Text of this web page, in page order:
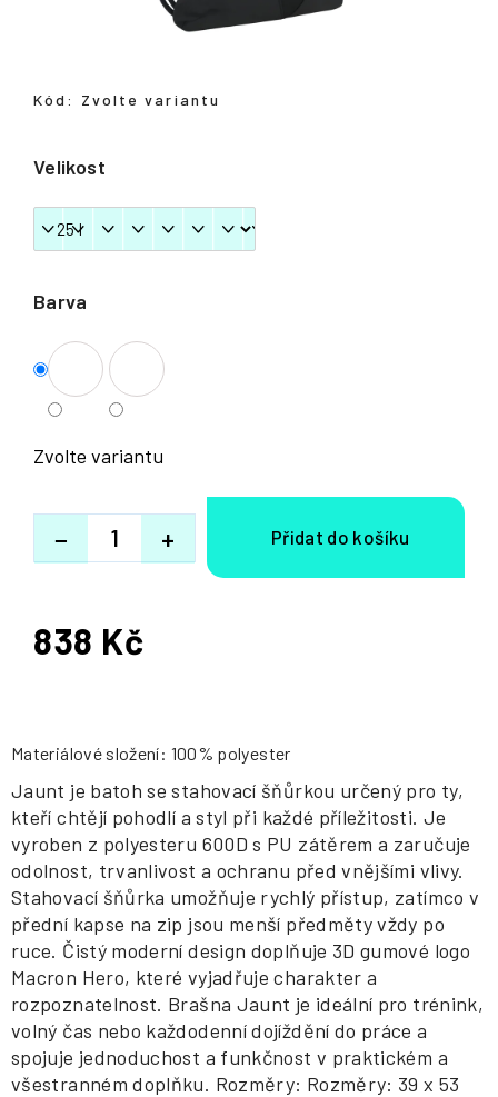
Barva
Velikost
Zvolte variantu
+
−
Kód: Zvolte variantu
838 Kč
Měrná
Materiálové složení: 100% polyester
Jaunt je batoh se stahovací šňůrkou určený pro ty,
kteří chtějí pohodlí a styl při každé příležitosti. Je
vyroben z polyesteru 600D s PU zátěrem a zaručuje
odolnost, trvanlivost a ochranu před vnějšími vlivy.
Stahovací šňůrka umožňuje rychlý přístup, zatímco v
přední kapse na zip jsou menší předměty vždy po
ruce. Čistý moderní design doplňuje 3D gumové logo
Macron Hero, které vyjadřuje charakter a
rozpoznatelnost. Brašna Jaunt je ideální pro trénink,
volný čas nebo každodenní dojíždění do práce a
spojuje jednoduchost a funkčnost v praktickém a
všestranném doplňku. Rozměry: Rozměry: 39 x 53